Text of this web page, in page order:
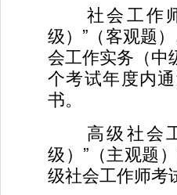
社会工作师
级）”（客观题
会工作实务（中
个考试年度内
书。
高级社会工
级）”（主观题
级社会工作师考